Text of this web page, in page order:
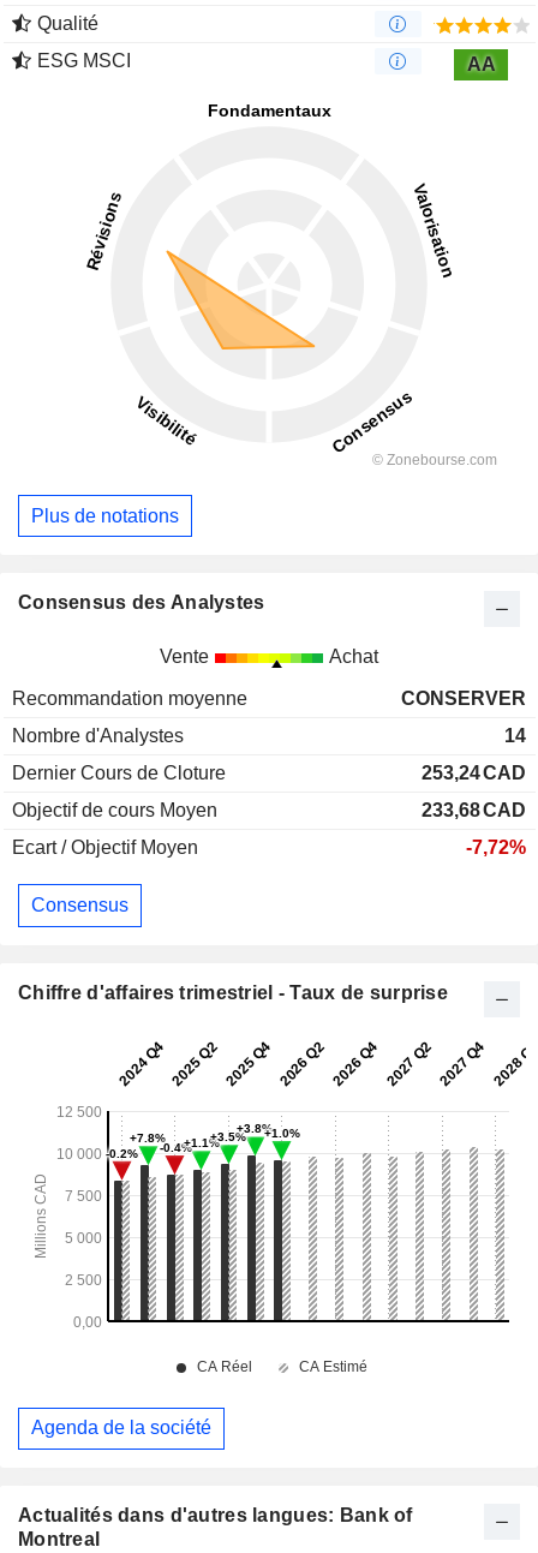
Actualités dans d'autres langues: Bank of
Montreal
Qualité
ESG MSCI
AA
Plus de notations
Consensus des Analystes
Vente Achat
Recommandation moyenne
CONSERVER
Nombre d'Analystes
14
Dernier Cours de Cloture
253,24CAD
Objectif de cours Moyen
233,68CAD
Ecart / Objectif Moyen
-7,72%
Consensus
Chiffre d'affaires trimestriel - Taux de surprise
Agenda de la société